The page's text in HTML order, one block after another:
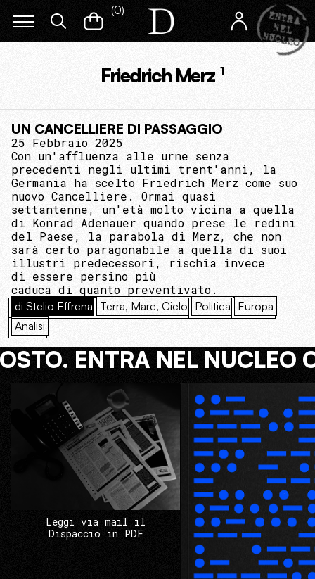
(0)
Friedrich Merz 1
UN CANCELLIERE DI PASSAGGIO
25 Febbraio 2025
Con un'affluenza alle urne senza
precedenti negli ultimi trent'anni, la
Germania ha scelto Friedrich Merz come suo
nuovo Cancelliere. Ormai quasi
settantenne, un'età molto vicina a quella
di Konrad Adenauer quando prese le redini
del Paese, la parabola di Merz, che non
sarà certo paragonabile a quella di suoi
illustri predecessori, rischia invece
di essere persino più
caduca di quanto preventivato.
di Stelio Effrena Terra, Mare, Cielo Politica Europa
Analisi
ENTRA NEL NUCLEO
Leggi via mail il
Dispaccio in PDF